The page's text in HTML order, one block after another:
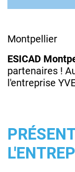
Montpellier
ESICAD
partenaires !
l'entreprise